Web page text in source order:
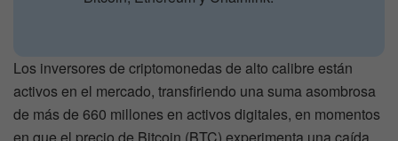
Los inversores de criptomonedas de alto calibre están
activos en el mercado, transfiriendo una suma asombrosa
de más de 660 millones en activos digitales, en momentos
en que el precio de Bitcoin (BTC) experimenta una caída